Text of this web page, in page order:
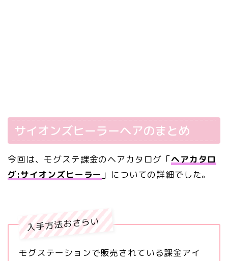
サイオンズヒーラーヘアのまとめ
今回は、モグステ課金のヘアカタログ「ヘアカタロ
グ:サイオンズヒーラー 」についての詳細でした。
入手方法おさらい
モグステーションで販売されている課金アイ